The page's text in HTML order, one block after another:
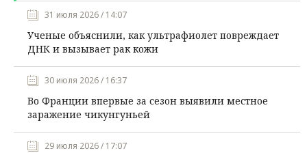
31 июля 2026 / 14:07
Ученые объяснили, как ультрафиолет повреждает
ДНК и вызывает рак кожи
30 июля 2026 / 16:37
Во Франции впервые за сезон выявили местное
заражение чикунгуньей
29 июля 2026 / 17:07